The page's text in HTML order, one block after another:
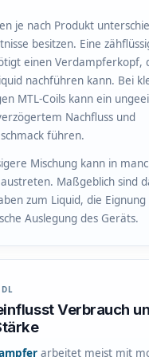
je nach Produkt
besitzen. Eine
einen Verdampferkopf,
nachführen kann. Bei
MTL-Coils kann ein
Nachfluss und
führen.
Mischung kann in
Maßgeblich sind
zum Liquid, die
Auslegung des Geräts.
Verbrauch
arbeitet meist mit